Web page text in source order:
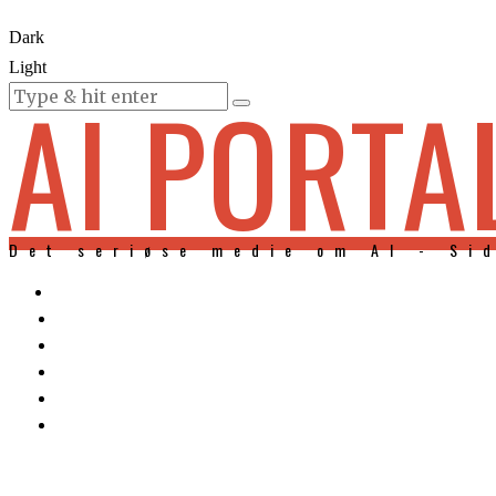
Dark
Light
KURSER
AI
Det seriøse medie om AI -